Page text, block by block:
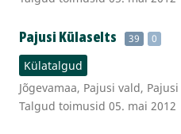
Pajusi Külaselts 39 0
Külatalgud
Jõgevamaa, Pajusi vald, Pajusi
Talgud toimusid 05. mai 2012